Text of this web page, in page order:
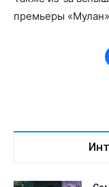
премьеры